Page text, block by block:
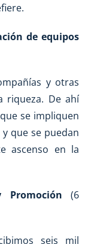
de equipos
y otras
riqueza. De ahí
se impliquen
que se puedan
ascenso en la
Promoción (6
seis mil